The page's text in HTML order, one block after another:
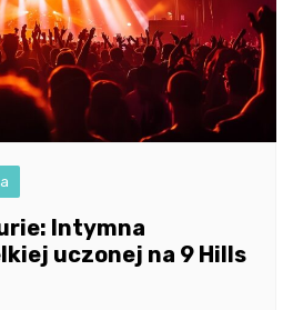
Intymna
uczonej na 9 Hills